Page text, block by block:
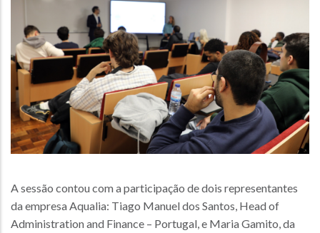
A sessão contou com a participação de dois representantes
da empresa Aqualia: Tiago Manuel dos Santos, Head of
Administration and Finance – Portugal, e Maria Gamito, da